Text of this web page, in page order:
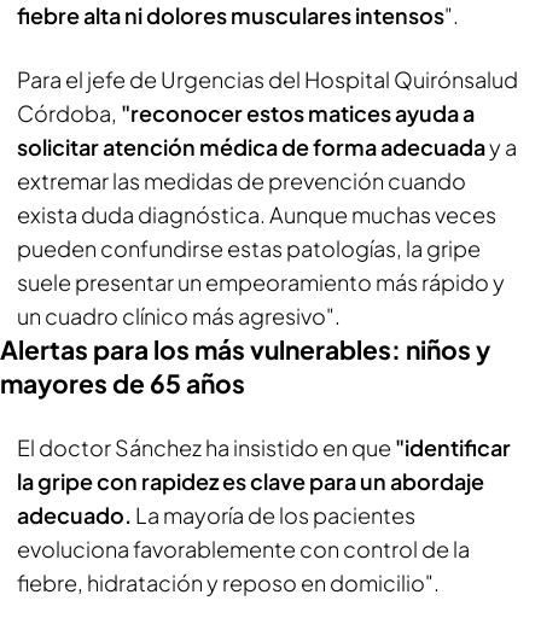
fiebre alta ni dolores musculares intensos".
Para el jefe de Urgencias del Hospital Quirónsalud
Córdoba, "reconocer estos matices ayuda a
solicitar atención médica de forma adecuaday a
extremar las medidas de prevención cuando
exista duda diagnóstica. Aunque muchas veces
pueden confundirse estas patologías, la gripe
suele presentar un empeoramiento más rápido y
un cuadro clínico más agresivo".
Alertas para los más vulnerables: niños y
mayores de 65 años
El doctor Sánchez ha insistido en que "identificar
la gripe con rapidez es clave para un abordaje
adecuado. La mayoría de los pacientes
evoluciona favorablemente con control de la
fiebre, hidratación y reposo en domicilio".